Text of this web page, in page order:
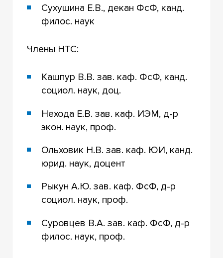
Сухушина Е.В., декан ФсФ, канд.
филос. наук
Члены НТС:
Кашпур В.В. зав. каф. ФсФ, канд.
социол. наук, доц.
Нехода Е.В. зав. каф. ИЭМ, д-р
экон. наук, проф.
Ольховик Н.В. зав. каф. ЮИ, канд.
юрид. наук, доцент
Рыкун А.Ю. зав. каф. ФсФ, д-р
социол. наук, проф.
Суровцев В.А. зав. каф. ФсФ, д-р
филос. наук, проф.